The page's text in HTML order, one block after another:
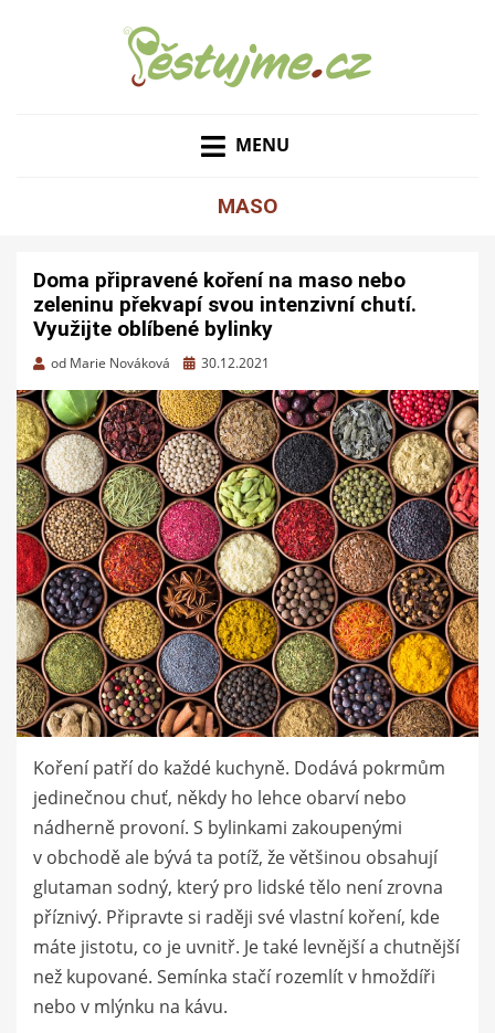
MENU
MASO
Doma připravené koření na maso nebo
zeleninu překvapí svou intenzivní chutí.
Využijte oblíbené bylinky
od Marie Nováková
Zveřejněno
30.12.2021
Koření patří do každé kuchyně. Dodává pokrmům
jedinečnou chuť, někdy ho lehce obarví nebo
nádherně provoní. S bylinkami zakoupenými
v obchodě ale bývá ta potíž, že většinou obsahují
glutaman sodný, který pro lidské tělo není zrovna
příznivý. Připravte si raději své vlastní koření, kde
máte jistotu, co je uvnitř. Je také levnější a chutnější
než kupované. Semínka stačí rozemlít v hmoždíři
nebo v mlýnku na kávu.